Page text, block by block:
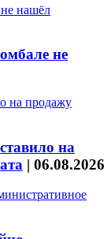
не
на
| 06.08.2026